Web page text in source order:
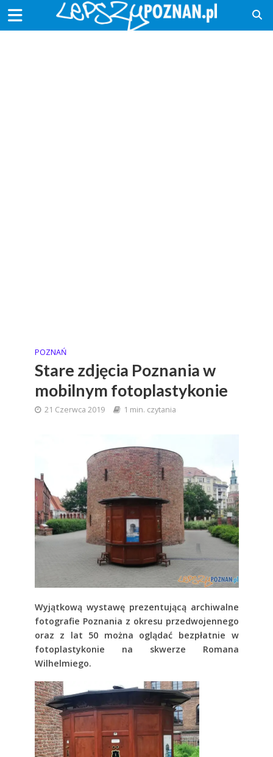
POZNAŃ
Stare zdjęcia Poznania w
mobilnym fotoplastykonie
21 Czerwca 2019 1 min. czytania
Wyjątkową wystawę prezentującą archiwalne
fotografie Poznania z okresu przedwojennego
oraz z lat 50 można oglądać bezpłatnie w
fotoplastykonie na skwerze Romana
Wilhelmiego.